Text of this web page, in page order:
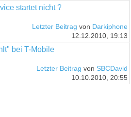
startet nicht ?
Letzter Beitrag von Darkiphone
12.12.2010, 19:13
bei T-Mobile
Letzter Beitrag von SBCDavid
10.10.2010, 20:55